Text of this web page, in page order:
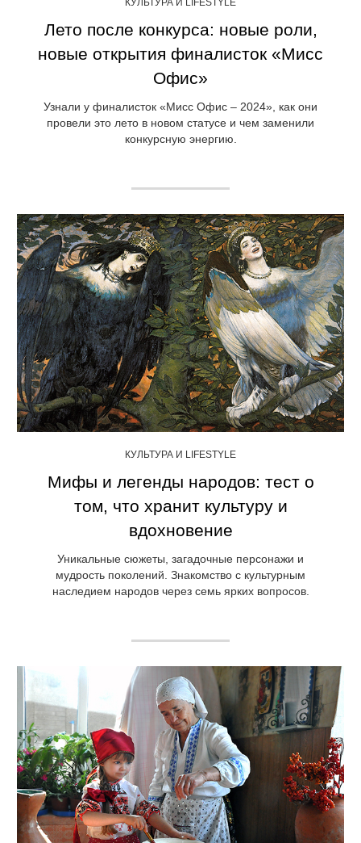
Лето после конкурса: новые роли,
новые открытия финалисток «Мисс
Офис»
Узнали у финалисток «Мисс Офис – 2024», как они
провели это лето в новом статусе и чем заменили
конкурсную энергию.
КУЛЬТУРА И LIFESTYLE
Мифы и легенды народов: тест о
том, что хранит культуру и
вдохновение
Уникальные сюжеты, загадочные персонажи и
мудрость поколений. Знакомство с культурным
наследием народов через семь ярких вопросов.